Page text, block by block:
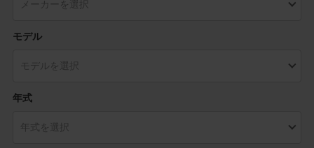
モデル
年式